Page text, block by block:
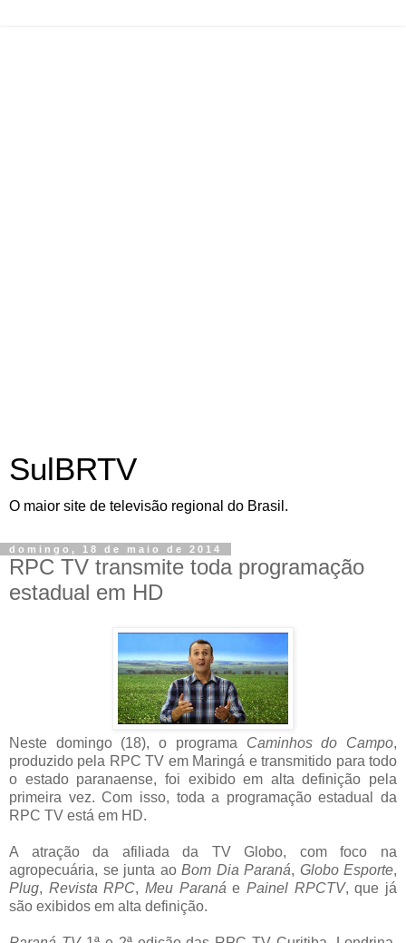
SulBRTV
O maior site de televisão regional do Brasil.
domingo, 18 de maio de 2014
RPC TV transmite toda programação
estadual em HD
Neste domingo (18), o programa Caminhos do Campo,
produzido pela RPC TV em Maringá e transmitido para todo
o estado paranaense, foi exibido em alta definição pela
primeira vez. Com isso, toda a programação estadual da
RPC TV está em HD.
A atração da afiliada da TV Globo, com foco na
agropecuária, se junta ao Bom Dia Paraná, Globo Esporte,
Plug, Revista RPC,Meu Paraná ePainel RPCTV, que já
são exibidos em alta definição.